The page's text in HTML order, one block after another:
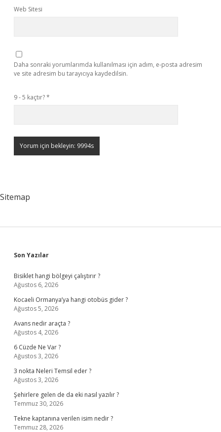
Web Sitesi
Daha sonraki yorumlarımda kullanılması için adım, e-posta adresim
ve site adresim bu tarayıcıya kaydedilsin.
9 - 5 kaçtır?*
Sitemap
Sidebar
Son Yazılar
Bisiklet hangi bölgeyi çalıştırır ?
Ağustos 6, 2026
Kocaeli Ormanya’ya hangi otobüs gider ?
Ağustos 5, 2026
Avans nedir araçta ?
Ağustos 4, 2026
6 Cüzde Ne Var ?
Ağustos 3, 2026
3 nokta Neleri Temsil eder ?
Ağustos 3, 2026
Şehirlere gelen de da eki nasıl yazılır ?
Temmuz 30, 2026
Tekne kaptanına verilen isim nedir ?
Temmuz 28, 2026